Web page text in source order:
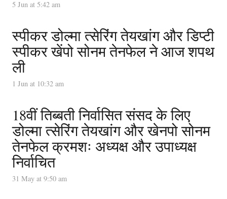
5 Jun at 5:42 am
स्पीकर डोल्मा त्सेरिंग तेयखांग और डिप्टी
स्पीकर खेंपो सोनम तेनफेल ने आज शपथ
ली
1 Jun at 10:32 am
18वीं तिब्बती निर्वासित संसद के लिए
डोल्मा त्सेरिंग तेयखांग और खेनपो सोनम
तेनफेल क्रमशः अध्यक्ष और उपाध्यक्ष
निर्वाचित
31 May at 9:50 am